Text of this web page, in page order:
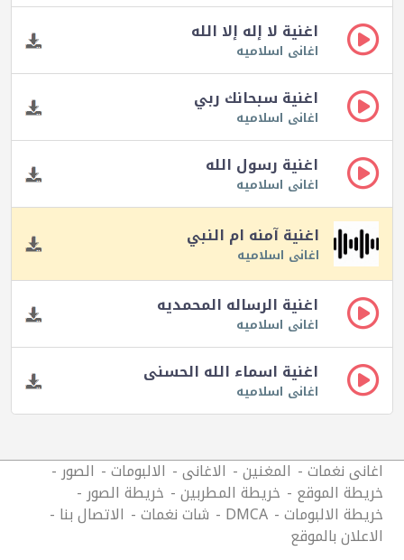
اغنية لا إله إلا الله
اغانى اسلاميه
اغنية سبحانك ربي
اغانى اسلاميه
اغنية رسول الله
اغانى اسلاميه
اغنية آمنه ام النبي
اغانى اسلاميه
اغنية الرساله المحمديه
اغانى اسلاميه
اغنية اسماء الله الحسنى
اغانى اسلاميه
اغانى نغمات المغنين الاغانى الالبومات الصور
خريطة الموقع خريطة المطربين خريطة الصور
خريطة الالبومات DMCA شات نغمات الاتصال بنا
الاعلان بالموقع